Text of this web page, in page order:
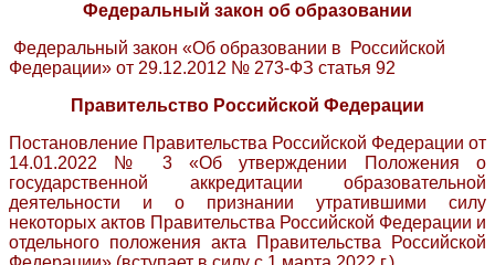
​Федеральный закон об образовании
Федеральный закон «Об образовании в Российской
Федерации» от 29.12.2012 № 273-ФЗ статья 92
Правительство Российской Федерации
Постановление Правительства Российской Федерации от
14.01.2022 № 3 «Об утверждении Положения о
государственной ​аккредитации образовательной
деятельности и о признании утратившими силу
некоторых актов Правительства Российской Федерации и
отдельного положения акта Правительства Российской